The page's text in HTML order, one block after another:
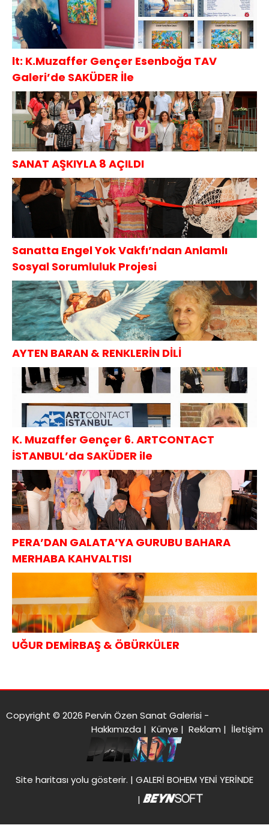
lt: K.Muzaffer Gençer Esenboğa TAV
Galeri’de SAKÜDER İle
SANAT AŞKIYLA 8 AÇILDI
Sanatta Engel Yok Vakfı’ndan Anlamlı
Sosyal Sorumluluk Projesi
AYTEN BARAN & RENKLERİN DİLİ
K. Muzaffer Gençer 6. ARTCONTACT
İSTANBUL’da SAKÜDER ile
PERA’DAN GALATA’YA GURUBU BAHARA
MERHABA KAHVALTISI
UĞUR DEMİRBAŞ & ÖBÜRKÜLER
Copyright © 2026 Pervin Özen Sanat Galerisi -
Hakkımızda | Künye | Reklam | İletişim
Site haritası yolu gösterir. | GALERİ BOHEM YENİ YERİNDE
|